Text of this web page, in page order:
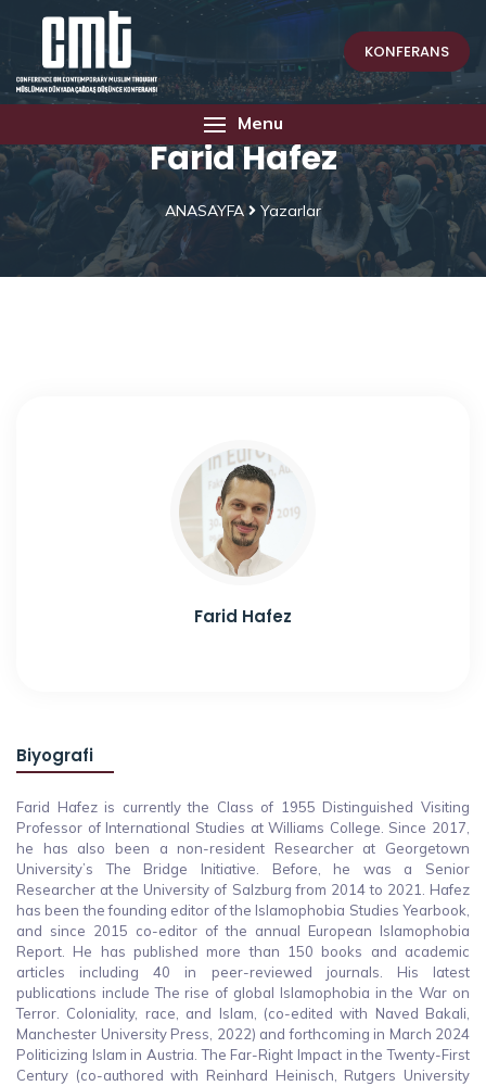
KONFERANS
Menu
Farid Hafez
ANASAYFA Yazarlar
Farid Hafez
Biyografi
Farid Hafez is currently the Class of 1955 Distinguished Visiting
Professor of International Studies at Williams College. Since 2017,
he has also been a non-resident Researcher at Georgetown
University’s The Bridge Initiative. Before, he was a Senior
Researcher at the University of Salzburg from 2014 to 2021. Hafez
has been the founding editor of the Islamophobia Studies Yearbook,
and since 2015 co-editor of the annual European Islamophobia
Report. He has published more than 150 books and academic
articles including 40 in peer-reviewed journals. His latest
publications include The rise of global Islamophobia in the War on
Terror. Coloniality, race, and Islam, (co-edited with Naved Bakali,
Manchester University Press, 2022) and forthcoming in March 2024
Politicizing Islam in Austria. The Far-Right Impact in the Twenty-First
Century (co-authored with Reinhard Heinisch, Rutgers University